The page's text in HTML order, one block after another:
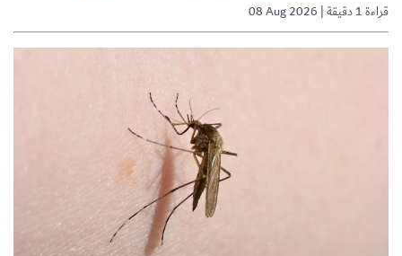
08 Aug 2026 | قراءة 1 دقيقة